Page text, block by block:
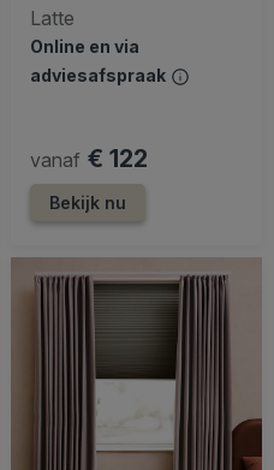
Latte
Online en via
adviesafspraak
vanaf € 122
Bekijk nu